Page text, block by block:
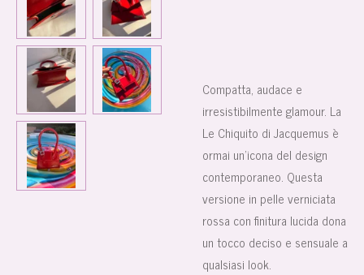
Compatta, audace e
irresistibilmente glamour. La
Le Chiquito di Jacquemus è
ormai un’icona del design
contemporaneo. Questa
versione in pelle verniciata
rossa con finitura lucida dona
un tocco deciso e sensuale a
qualsiasi look.